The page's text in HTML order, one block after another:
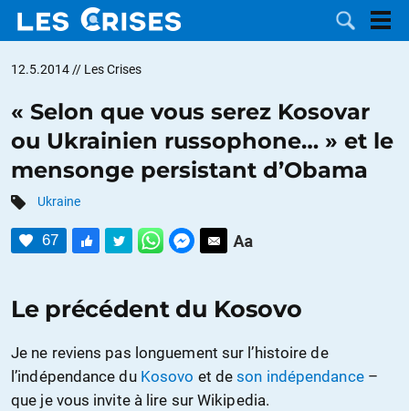
DOSSIERS
CATÉGORIES
MOTS CLÉS
DON
12.5.2014 // Les Crises
« Selon que vous serez Kosovar
ou Ukrainien russophone… » et le
mensonge persistant d’Obama
Ukraine
67
Le précédent du Kosovo
Je ne reviens pas longuement sur l’histoire de
l’indépendance du Kosovo et deson indépendance–
que je vous invite à lire sur Wikipedia.